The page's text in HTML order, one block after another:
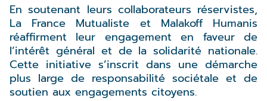
En soutenant leurs collaborateurs réservistes,
La France Mutualiste et Malakoff Humanis
réaffirment leur engagement en faveur de
l’intérêt général et de la solidarité nationale.
Cette initiative s’inscrit dans une démarche
plus large de responsabilité sociétale et de
soutien aux engagements citoyens.